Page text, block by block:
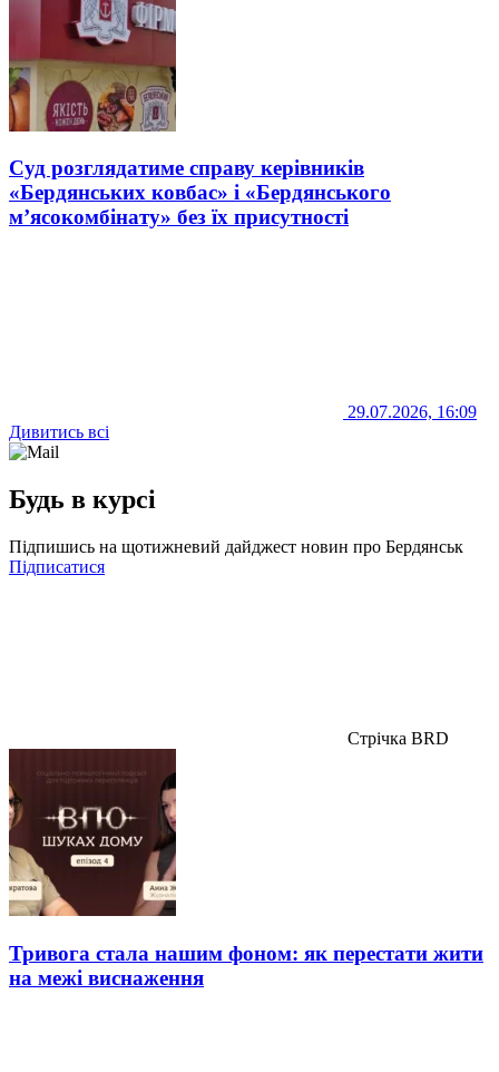
Суд розглядатиме справу керівників
«Бердянських ковбас» і «Бердянського
м’ясокомбінату» без їх присутності
29.07.2026, 16:09
Дивитись всі
Будь в курсі
Підпишись на щотижневий дайджест новин про Бердянськ
Підписатися
Стрічка BRD
Тривога стала нашим фоном: як перестати жити
на межі виснаження